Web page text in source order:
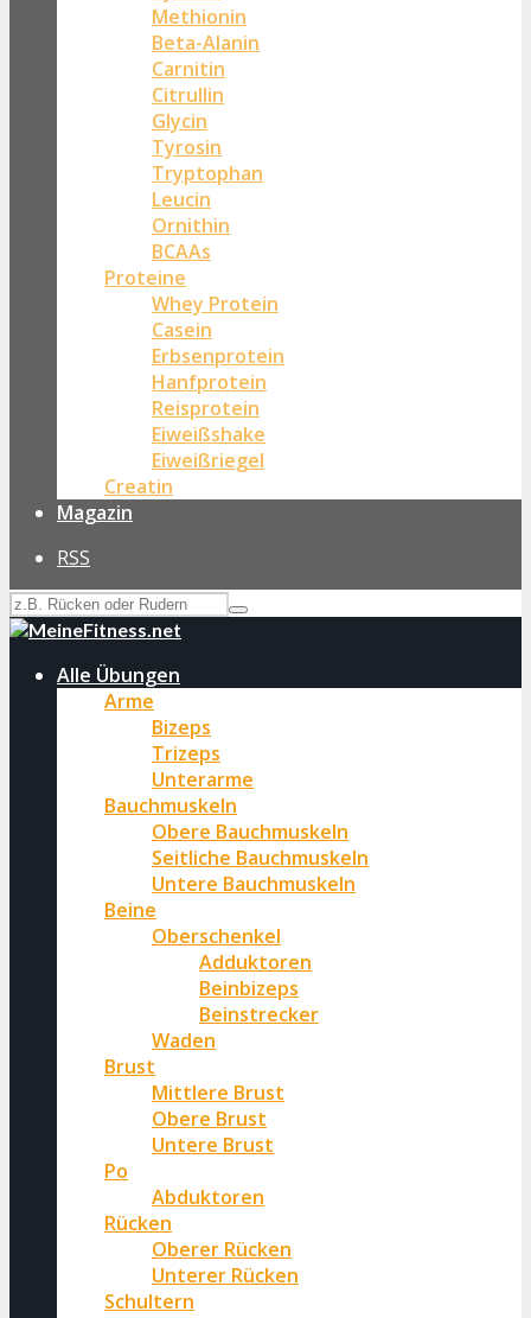
Methionin
Beta-Alanin
Carnitin
Citrullin
Glycin
Tyrosin
Tryptophan
Leucin
Ornithin
BCAAs
Proteine
Whey Protein
Casein
Erbsenprotein
Hanfprotein
Reisprotein
Eiweißshake
Eiweißriegel
Creatin
Magazin
RSS
Alle Übungen
Arme
Bizeps
Trizeps
Unterarme
Bauchmuskeln
Obere Bauchmuskeln
Seitliche Bauchmuskeln
Untere Bauchmuskeln
Beine
Oberschenkel
Adduktoren
Beinbizeps
Beinstrecker
Waden
Brust
Mittlere Brust
Obere Brust
Untere Brust
Po
Abduktoren
Rücken
Oberer Rücken
Unterer Rücken
Schultern